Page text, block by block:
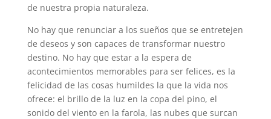
de nuestra propia naturaleza.
No hay que renunciar a los sueños que se entretejen
de deseos y son capaces de transformar nuestro
destino. No hay que estar a la espera de
acontecimientos memorables para ser felices, es la
felicidad de las cosas humildes la que la vida nos
ofrece: el brillo de la luz en la copa del pino, el
sonido del viento en la farola, las nubes que surcan